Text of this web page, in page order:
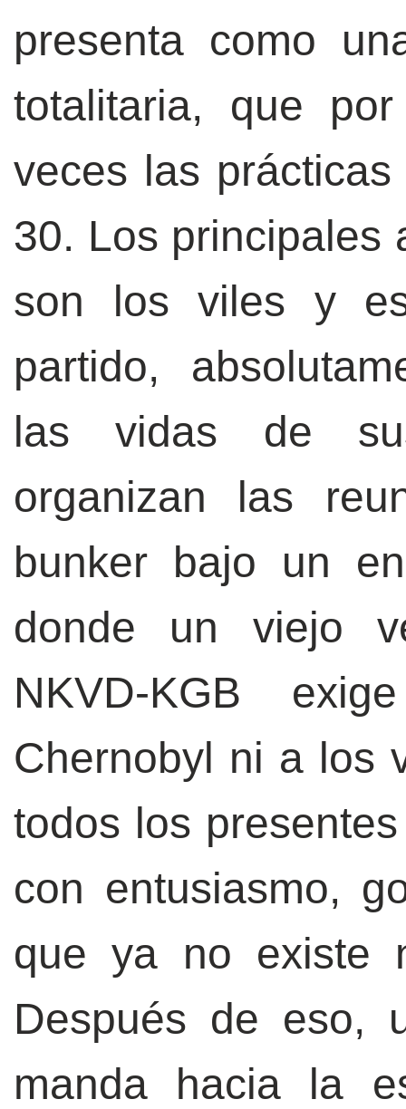
presenta como
totalitaria, que
veces las
30. Los principales
son los viles y
partido,
las vidas de
organizan las
bunker bajo un
donde un viejo
NKVD-KGB
Chernobyl ni a los
todos los
con entusiasmo,
que ya no existe
Después de eso,
manda hacia la